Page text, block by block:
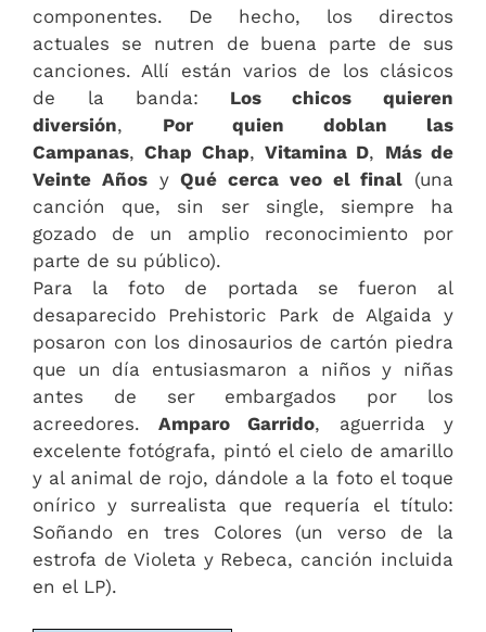
componentes. De hecho, los directos
actuales se nutren de buena parte de sus
canciones. Allí están varios de los clásicos
de la banda: Los chicos quieren
diversión, Por quien doblan las
Campanas,Chap Chap,Vitamina D, Más de
Veinte AñosyQué cerca veo el final (una
canción que, sin ser single, siempre ha
gozado de un amplio reconocimiento por
parte de su público).
Para la foto de portada se fueron al
desaparecido Prehistoric Park de Algaida y
posaron con los dinosaurios de cartón piedra
que un día entusiasmaron a niños y niñas
antes de ser embargados por los
acreedores. Amparo Garrido, aguerrida y
excelente fotógrafa, pintó el cielo de amarillo
y al animal de rojo, dándole a la foto el toque
onírico y surrealista que requería el título:
Soñando en tres Colores (un verso de la
estrofa de Violeta y Rebeca, canción incluida
en el LP).